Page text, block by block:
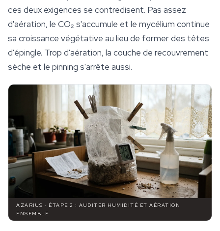
ces deux exigences se contredisent. Pas assez
d'aération, le CO₂ s'accumule et le mycélium continue
sa croissance végétative au lieu de former des têtes
d'épingle. Trop d'aération, la couche de recouvrement
sèche et le pinning s'arrête aussi.
AZARIUS · ÉTAPE 2 : AUDITER HUMIDITÉ ET AÉRATION
ENSEMBLE